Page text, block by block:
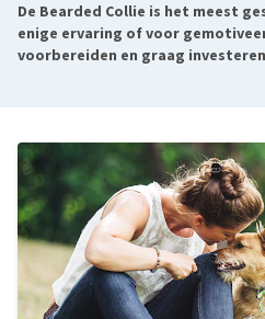
De Bearded Collie is het meest
enige ervaring of voor
voorbereiden en graag